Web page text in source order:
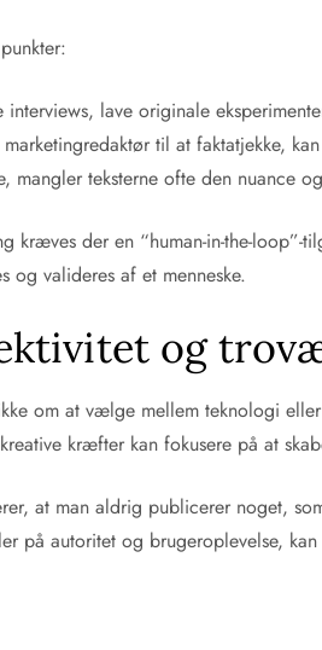
lave originale
marketingredaktør til at faktatjekke,
mangler teksterne ofte den nuance
der en “human-in-the-
valideres af et menneske.
og
om at vælge mellem teknologi
kræfter kan fokusere på at
at man aldrig publicerer noget,
på autoritet og brugeroplevelse,